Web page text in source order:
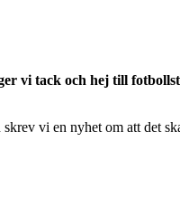
vi tack och hej till
vi en nyhet om att det